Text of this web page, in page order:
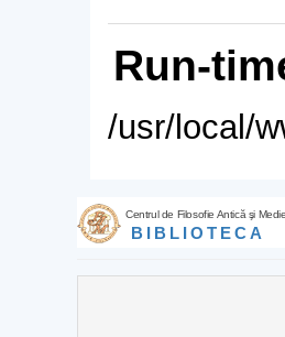
Run-
/usr/local/
Centrul de Filosofie Antică şi
BIBLIOTECA